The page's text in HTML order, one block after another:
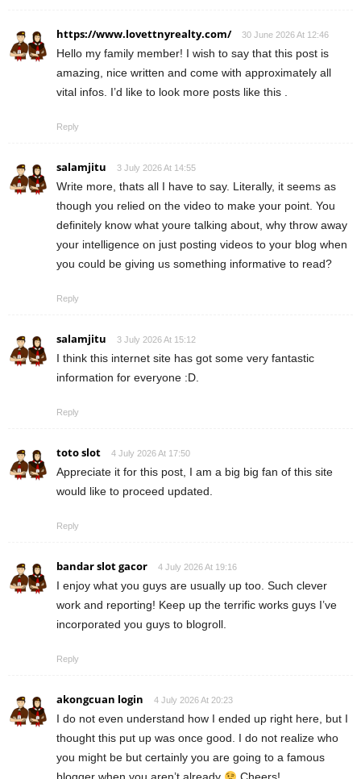
https://www.lovettnyrealty.com/ 30 June 2026 At 12:46
Hello my family member! I wish to say that this post is
amazing, nice written and come with approximately all
vital infos. I’d like to look more posts like this .
Reply
salamjitu 3 July 2026 At 14:55
Write more, thats all I have to say. Literally, it seems as
though you relied on the video to make your point. You
definitely know what youre talking about, why throw away
your intelligence on just posting videos to your blog when
you could be giving us something informative to read?
Reply
salamjitu 3 July 2026 At 15:12
I think this internet site has got some very fantastic
information for everyone :D.
Reply
toto slot 4 July 2026 At 17:50
Appreciate it for this post, I am a big big fan of this site
would like to proceed updated.
Reply
bandar slot gacor 4 July 2026 At 19:16
I enjoy what you guys are usually up too. Such clever
work and reporting! Keep up the terrific works guys I’ve
incorporated you guys to blogroll.
Reply
akongcuan login 4 July 2026 At 20:23
I do not even understand how I ended up right here, but I
thought this put up was once good. I do not realize who
you might be but certainly you are going to a famous